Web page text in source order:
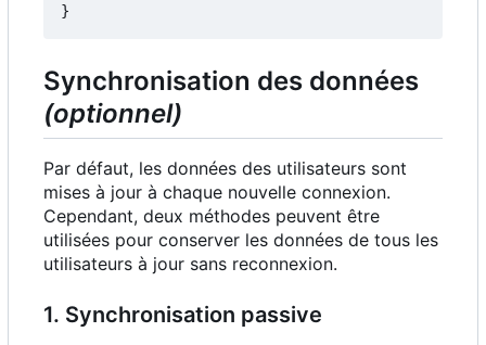
}
Synchronisation des données
(optionnel)
Par défaut, les données des utilisateurs sont
mises à jour à chaque nouvelle connexion.
Cependant, deux méthodes peuvent être
utilisées pour conserver les données de tous les
utilisateurs à jour sans reconnexion.
1. Synchronisation passive